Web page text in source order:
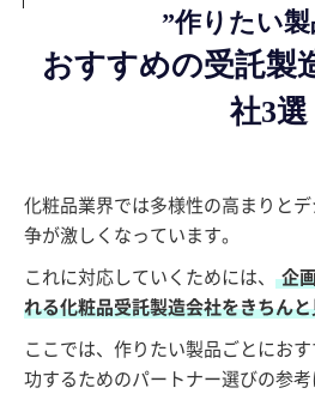
”作りたい製
おすすめの受託製
社3選
化粧品業界では多様性の高まりと
争が激しくなっています。
これに対応していくためには、
企
れる化粧品受託製造会社をきちん
ここでは、作りたい製品ごとにお
功するためのパートナー選びの参考